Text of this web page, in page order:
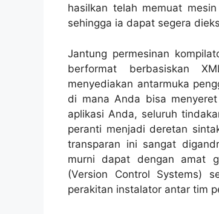
hasilkan telah memuat
sehingga ia dapat segera
Jantung permesinan
berformat berbasiskan
menyediakan antarmuka
di mana Anda bisa
aplikasi Anda, seluruh
peranti menjadi deretan
transparan ini sangat
murni dapat dengan amat
(Version Control Systems)
perakitan instalator antar tim